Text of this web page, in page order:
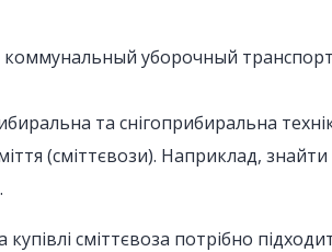
та снігоприбиральна
(сміттєвози). Наприклад,
купівлі сміттєвоза потрібно